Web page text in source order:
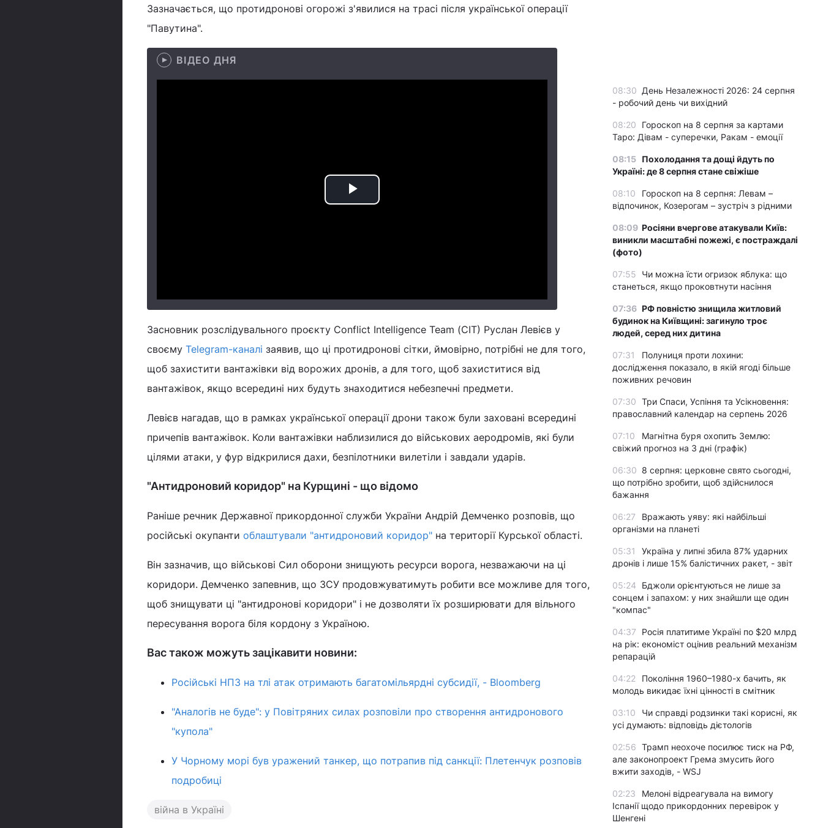
Зазначається, що протидронові огорожі з'явилися на трасі після української операції
"Павутина".
ВІДЕО ДНЯ
Play
Засновник розслідувального проєкту Conflict Intelligence Team (CIT) Руслан Левієв у
своєму Telegram-каналі заявив, що ці протидронові сітки, ймовірно, потрібні не для того,
щоб захистити вантажівки від ворожих дронів, а для того, щоб захиститися від
вантажівок, якщо всередині них будуть знаходитися небезпечні предмети.
Левієв нагадав, що в рамках української операції дрони також були заховані всередині
причепів вантажівок. Коли вантажівки наблизилися до військових аеродромів, які були
цілями атаки, у фур відкрилися дахи, безпілотники вилетіли і завдали ударів.
"Антидроновий коридор" на Курщині - що відомо
Раніше речник Державної прикордонної служби України Андрій Демченко розповів, що
російські окупанти облаштували "антидроновий коридор" на території Курської області.
Він зазначив, що військові Сил оборони знищують ресурси ворога, незважаючи на ці
коридори. Демченко запевнив, що ЗСУ продовжуватимуть робити все можливе для того,
щоб знищувати ці "антидронові коридори" і не дозволяти їх розширювати для вільного
пересування ворога біля кордону з Україною.
Вас також можуть зацікавити новини:
Російські НПЗ на тлі атак отримають багатомільярдні субсидії, - Bloomberg
"Аналогів не буде": у Повітряних силах розповіли про створення антидронового
"купола"
У Чорному морі був уражений танкер, що потрапив під санкції: Плетенчук розповів
подробиці
війна в Україні
08:30 День Незалежності 2026: 24 серпня
- робочий день чи вихідний
08:20
Гороскоп на 8 серпня за картами
Таро: Дівам - суперечки, Ракам - емоції
08:15 Похолодання та дощі йдуть по
Україні: де 8 серпня стане свіжіше
08:10
Гороскоп на 8 серпня: Левам –
відпочинок, Козерогам – зустріч з рідними
08:09 Росіяни вчергове атакували Київ:
виникли масштабні пожежі, є постраждалі
(фото)
07:55
Чи можна їсти огризок яблука: що
станеться, якщо проковтнути насіння
07:36 РФ повністю знищила житловий
будинок на Київщині: загинуло троє
людей, серед них дитина
07:31
Полуниця проти лохини:
дослідження показало, в якій ягоді більше
поживних речовин
07:30 Три Спаси, Успіння та Усікновення:
православний календар на серпень 2026
07:10
Магнітна буря охопить Землю:
свіжий прогноз на 3 дні (графік)
06:30 8 серпня: церковне свято сьогодні,
що потрібно зробити, щоб здійснилося
бажання
06:27
Вражають уяву: які найбільші
організми на планеті
05:31
Україна у липні збила 87% ударних
дронів і лише 15% балістичних ракет, - звіт
05:24
Бджоли орієнтуються не лише за
сонцем і запахом: у них знайшли ще один
"компас"
04:37
Росія платитиме Україні по $20 млрд
на рік: економіст оцінив реальний механізм
репарацій
04:22
Покоління 1960–1980-х бачить, як
молодь викидає їхні цінності в смітник
03:10
Чи справді родзинки такі корисні, як
усі думають: відповідь дієтологів
02:56 Трамп неохоче посилює тиск на РФ,
але законопроект Грема змусить його
вжити заходів, - WSJ
02:23
Мелоні відреагувала на вимогу
Іспанії щодо прикордонних перевірок у
Шенгені